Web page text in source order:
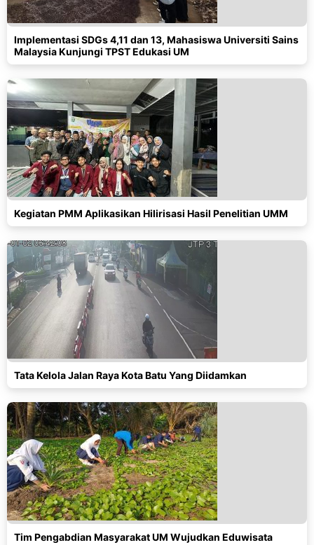
Implementasi SDGs 4,11 dan 13, Mahasiswa Universiti Sains
Malaysia Kunjungi TPST Edukasi UM
Kegiatan PMM Aplikasikan Hilirisasi Hasil Penelitian UMM
Tata Kelola Jalan Raya Kota Batu Yang Diidamkan
Tim Pengabdian Masyarakat UM Wujudkan Eduwisata